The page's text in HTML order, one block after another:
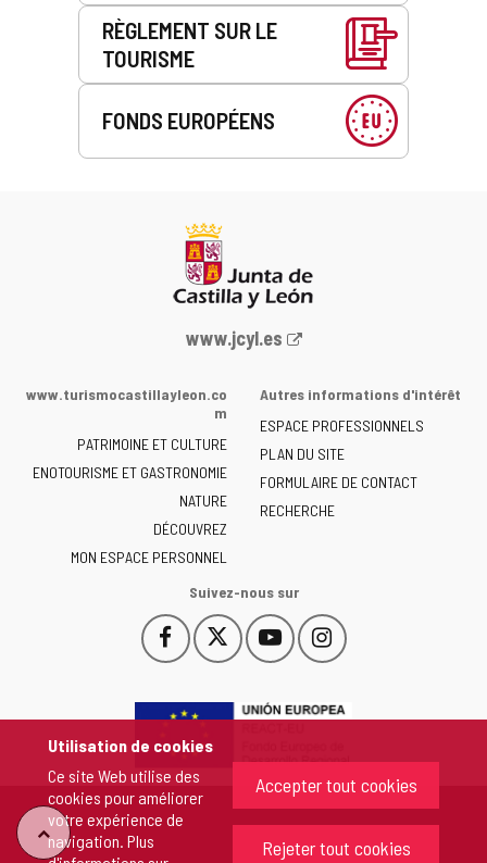
Utilisation de cookies
Ce site Web utilise des
cookies pour améliorer
votre expérience de
navigation. Plus
Accepter tout cookies
Rejeter tout cookies
RÈGLEMENT SUR LE
TOURISME
FONDS EUROPÉENS
Portail
la
de
Castilla
y
León
-
www.jcyl.es
www.turismocastillayleon.co
m
PATRIMOINE ET CULTURE
ENOTOURISME ET GASTRONOMIE
NATURE
DÉCOUVREZ
MON ESPACE PERSONNEL
Autres informations d'intérêt
ESPACE PROFESSIONNELS
PLAN DU SITE
FORMULAIRE DE CONTACT
RECHERCHE
Suivez-nous sur
Facebook
Este
enlace
abrirá
una
ventana
nueva.
Este
enlace
abrirá
ventana
nueva.
YouTube
Este
enlace
abrirá
ventana
nueva.
Instagram
Este
enlace
abrirá
ventana
nueva.
"Retour